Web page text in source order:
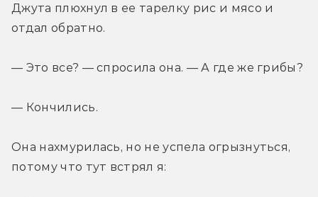
Джута плюхнул в ее тарелку рис и мясо и
отдал обратно.
— Это все? — спросила она. — А где же грибы?
— Кончились.
Она нахмурилась, но не успела огрызнуться,
потому что тут встрял я: